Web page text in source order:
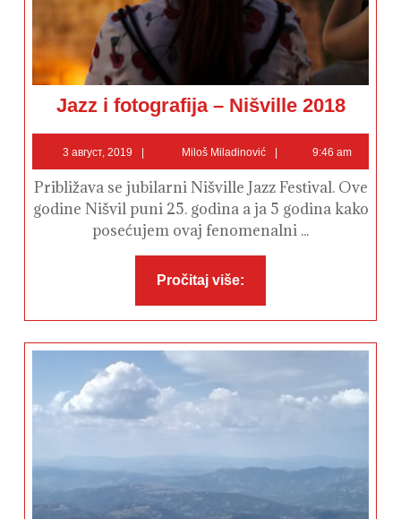
Jazz i fotografija – Nišville 2018Jazz
i
–
Nišville
3 август, 2019
2019
Miloš Miladinović 9:46 am
Približava se jubilarni Nišville Jazz Festival. Ove
godine Nišvil puni 25. godina a ja 5 godina kako
posećujem ovaj fenomenalni ...
Pročitaj više: